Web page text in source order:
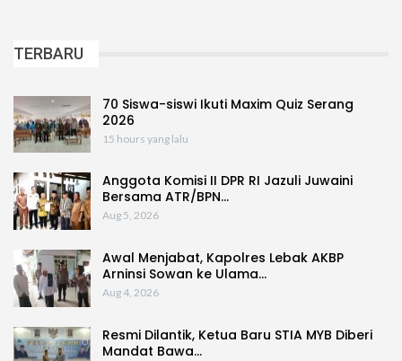
TERBARU
70 Siswa-siswi Ikuti Maxim Quiz Serang
2026
15 hours yang lalu
Anggota Komisi II DPR RI Jazuli Juwaini
Bersama ATR/BPN…
Aug 5, 2026
Awal Menjabat, Kapolres Lebak AKBP
Arninsi Sowan ke Ulama…
Aug 4, 2026
Resmi Dilantik, Ketua Baru STIA MYB Diberi
Mandat Bawa…